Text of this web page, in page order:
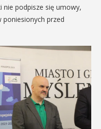
nie podpisze się umowy,
przed